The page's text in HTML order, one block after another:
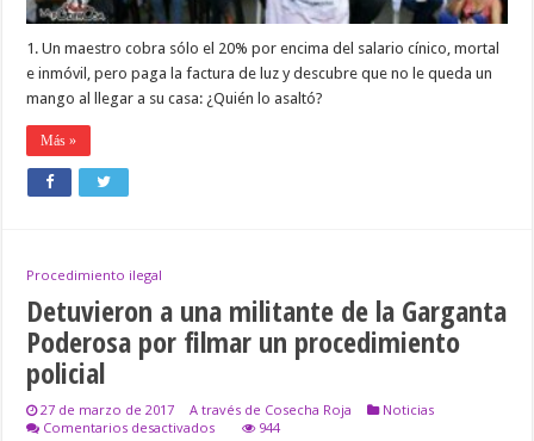
1. Un maestro cobra sólo el 20% por encima del salario cínico, mortal
e inmóvil, pero paga la factura de luz y descubre que no le queda un
mango al llegar a su casa: ¿Quién lo asaltó?
Más »
Procedimiento ilegal
Detuvieron a una militante de la Garganta
Poderosa por filmar un procedimiento
policial
27 de marzo de 2017 A través de Cosecha Roja
Noticias
Comentarios desactivadosen
944